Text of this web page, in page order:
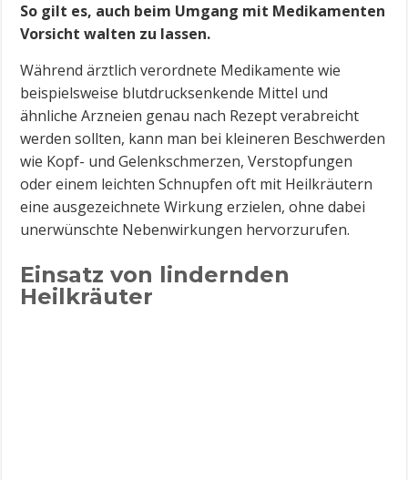
So gilt es, auch beim Umgang mit Medikamenten
Vorsicht walten zu lassen.
Während ärztlich verordnete Medikamente wie
beispielsweise blutdrucksenkende Mittel und
ähnliche Arzneien genau nach Rezept verabreicht
werden sollten, kann man bei kleineren Beschwerden
wie Kopf- und Gelenkschmerzen, Verstopfungen
oder einem leichten Schnupfen oft mit Heilkräutern
eine ausgezeichnete Wirkung erzielen, ohne dabei
unerwünschte Nebenwirkungen hervorzurufen.
Einsatz von lindernden
Heilkräuter